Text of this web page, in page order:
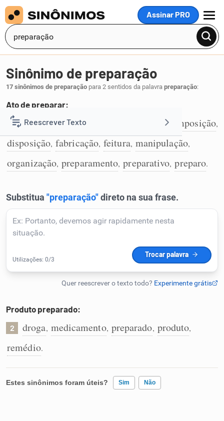
Assinar PRO
MENU
Reescrever Texto
Resumir Texto
Detector de IA
Humanizador de IA
Caça-palavras
Sinônimo de preparação
17 sinônimos de preparação para 2 sentidos da palavra preparação:
Ato de preparar:
1 elaboração,aprestamento ,composição,
disposição, fabricação, feitura, manipulação,
organização, preparamento, preparativo, preparo.
Produto preparado:
2 droga, medicamento, preparado, produto,
remédio.
Estes sinônimos foram úteis? Sim Não